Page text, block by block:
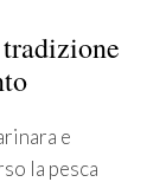
e
la pesca